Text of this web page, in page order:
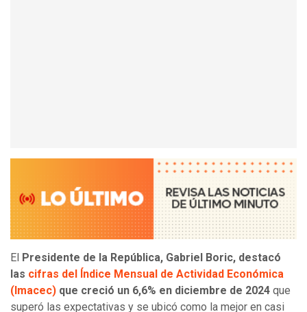
El Presidente de la República, Gabriel Boric, destacó
las cifras del Índice Mensual de Actividad Económica
(Imacec) que creció un 6,6% en diciembre de 2024 que
superó las expectativas y se ubicó como la mejor en casi